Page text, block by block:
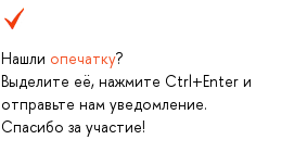
Нашли опечатку?
Выделите её, нажмите Ctrl+Enter и
отправьте нам уведомление.
Спасибо за участие!